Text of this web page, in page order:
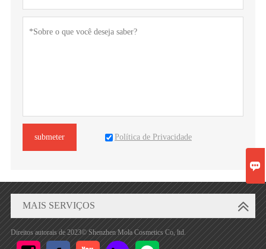
submeter Política de Privacidade
MAIS SERVIÇOS
Direitos autorais de 2023© Shenzhen Mola Cosmetics Co, ltd.
